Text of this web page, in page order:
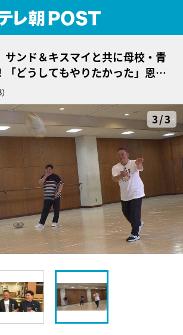
サンド＆キスマイと共に母校・青
「どうしてもやりたかった」恩返
3/3